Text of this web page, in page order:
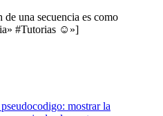
una secuencia es como
#Tutorias ☺»]